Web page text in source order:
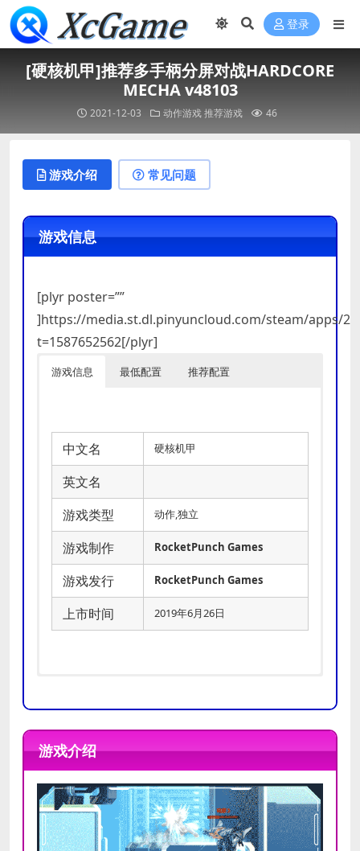
登录
[硬核机甲]推荐多手柄分屏对战HARDCORE
MECHA v48103
2021-12-03 动作游戏 推荐游戏 46
游戏介绍 常见问题
游戏信息
[plyr poster=””
]https://media.st.dl.pinyuncloud.com/steam/apps/
t=1587652562[/plyr]
游戏信息 最低配置 推荐配置
中文名 硬核机甲
英文名
游戏类型
动作,独立
游戏制作 RocketPunch Games
游戏发行 RocketPunch Games
上市时间 2019年6月26日
Windows 7 64-bit
Intel Core2 Duo E8400 or AMD
Athlon 64 X2 6000+
内存
2 GB RAM
Geforce 9600 GT or AMD HD 3870
Windows 10 64-bit
处理器
Intel i5-4430 or AMD FX-8100
内存
4 GB RAM
显卡
Geforce GTX 550Ti or AMD HD 6770
游戏介绍